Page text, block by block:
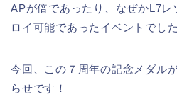
APが倍であったり、なぜかL7
ロイ可能であったイベントでした
今回、この７周年の記念メダル
らせです！